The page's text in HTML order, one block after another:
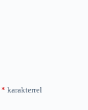
* karakterrel